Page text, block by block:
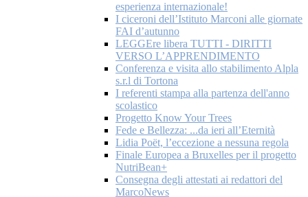
esperienza internazionale!
I ciceroni dell’Istituto Marconi alle giornate
FAI d’autunno
LEGGEre libera TUTTI - DIRITTI
VERSO L’APPRENDIMENTO
Conferenza e visita allo stabilimento Alpla
s.r.l di Tortona
I referenti stampa alla partenza dell'anno
scolastico
Progetto Know Your Trees
Fede e Bellezza: ...da ieri all’Eternità
Lidia Poët, l’eccezione a nessuna regola
Finale Europea a Bruxelles per il progetto
NutriBean+
Consegna degli attestati ai redattori del
MarcoNews